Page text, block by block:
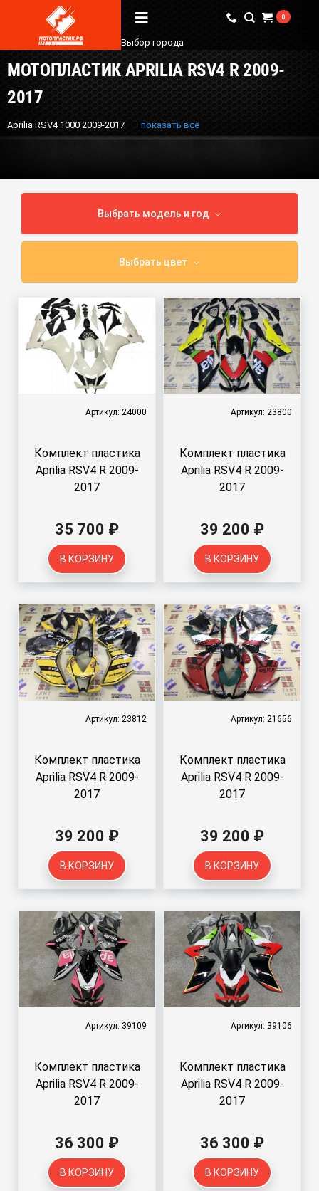
Вопрос / Ответ
Бренды
О Магазине
Мы в соцсетях
Наши контакты
+7 (910) 684-44-88
info@мотопластик.рф
Выбор города
0
МОТОПЛАСТИК APRILIA RSV4 R 2009-
2017
Aprilia RSV4 1000 2009-2017 показать все
Выбрать модель и год
Выбрать цвет
Артикул: 24000
Комплект пластика
Aprilia RSV4 R 2009-
2017
35 700 ₽
В КОРЗИНУ
Артикул: 23800
Комплект пластика
Aprilia RSV4 R 2009-
2017
39 200 ₽
В КОРЗИНУ
Артикул: 23812
Комплект пластика
Aprilia RSV4 R 2009-
2017
39 200 ₽
В КОРЗИНУ
Артикул: 21656
Комплект пластика
Aprilia RSV4 R 2009-
2017
39 200 ₽
В КОРЗИНУ
Артикул: 39109
Комплект пластика
Aprilia RSV4 R 2009-
2017
36 300 ₽
В КОРЗИНУ
Артикул: 39106
Комплект пластика
Aprilia RSV4 R 2009-
2017
36 300 ₽
В КОРЗИНУ